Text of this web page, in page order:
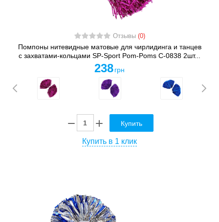
Отзывы (0)
Помпоны нитевидные матовые для чирлидинга и танцев
с захватами-кольцами SP-Sport Pom-Poms C-0838 2шт...
238 грн
Купить
Купить в 1 клик